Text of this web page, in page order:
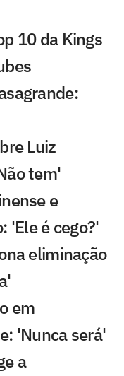
10 da Kings
Luiz
tem'
e
'Ele é cego?'
eliminação
em
'Nunca será'
a